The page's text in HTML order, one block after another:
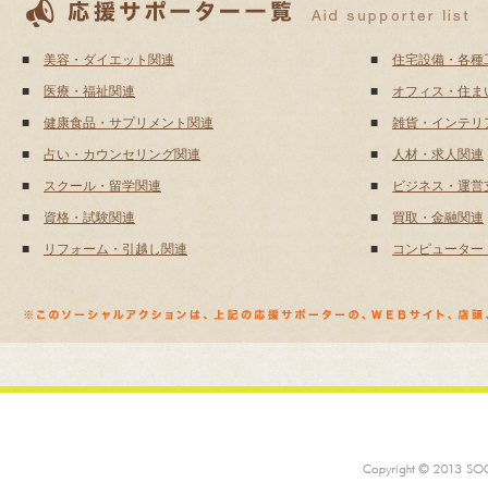
美容・ダイエット関連
■
医療・福祉関連
■
健康食品・サプリメント関連
■
占い・カウンセリング関連
■
スクール・留学関連
■
資格・試験関連
■
リフォーム・引越し関連
■
住宅設備・各種
■
オフィス・住ま
■
雑貨・インテリ
■
人材・求人関連
■
ビジネス・運営
■
買取・金融関連
■
コンピュータ
■